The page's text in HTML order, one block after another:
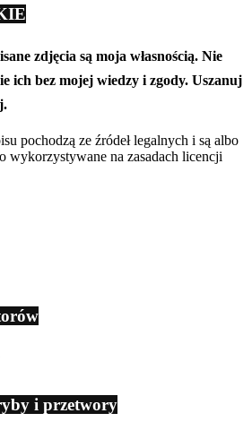
zdjęcia są moja własnością. Nie
ich bez mojej wiedzy i zgody. Uszanuj
pochodzą ze źródeł legalnych i są albo
wykorzystywane na zasadach licencji
i przetwory